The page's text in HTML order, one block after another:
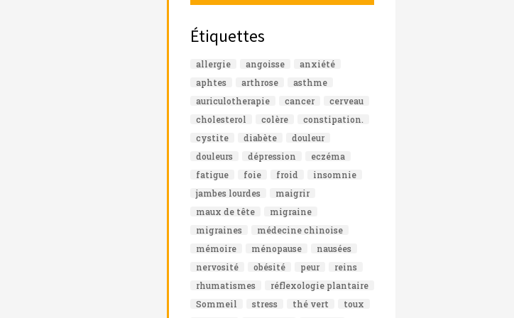
Étiquettes
allergie angoisse
anxiété
aphtes
arthrose
asthme
auriculotherapie
cancer
cerveau
cholesterol
colère
constipation.
cystite
diabète
douleur
douleurs
dépression
eczéma
fatigue
foie froid
insomnie
jambes lourdes
maigrir
maux de tête
migraine
migraines
médecine chinoise
mémoire
ménopause
nausées
nervosité
obésité peur
reins
rhumatismes
réflexologie plantaire
Sommeil
stress thé vert
toux